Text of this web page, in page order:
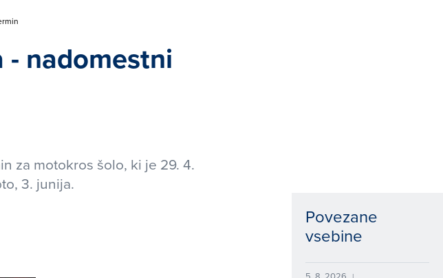
- nadomestni
za motokros šolo, ki je 29. 4.
3. junija.
Povezane
vsebine